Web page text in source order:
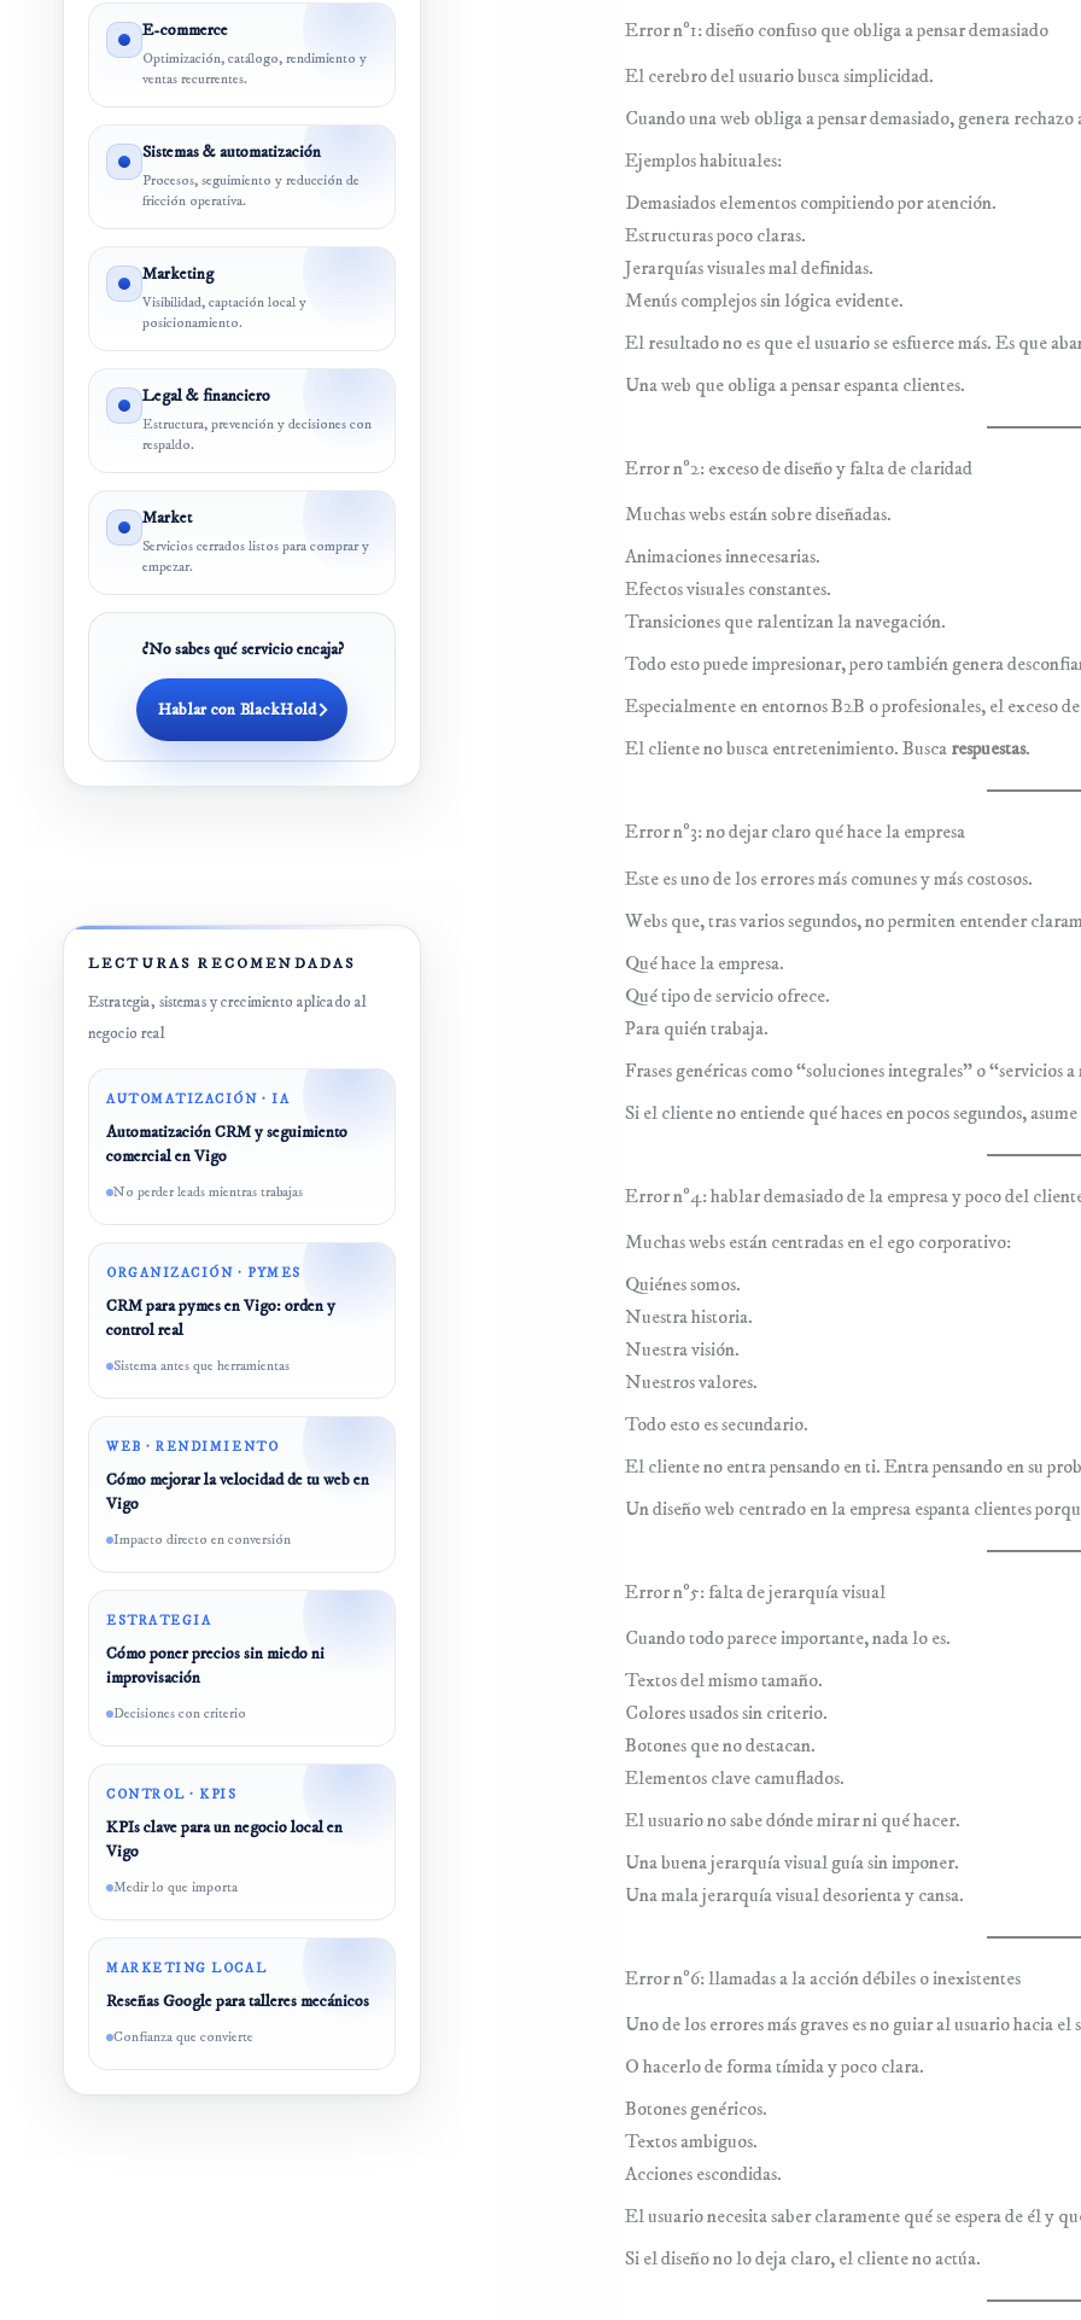
E-commerce
Optimización, catálogo, rendimiento y
ventas recurrentes.
Sistemas & automatización
Procesos, seguimiento y reducción de
fricción operativa.
Marketing
Visibilidad, captación local y
posicionamiento.
Legal & financiero
Estructura, prevención y decisiones con
respaldo.
Market
Servicios cerrados listos para comprar y
empezar.
¿No sabes qué servicio encaja?
Hablar con BlackHold
LECTURAS RECOMENDADAS
Estrategia, sistemas y crecimiento aplicado al
negocio real
AUTOMATIZACIÓN · IA
Automatización CRM y seguimiento
comercial en Vigo
No perder leads mientras trabajas
ORGANIZACIÓN · PYMES
CRM para pymes en Vigo: orden y
control real
Sistema antes que herramientas
WEB · RENDIMIENTO
Cómo mejorar la velocidad de tu web en
Vigo
Impacto directo en conversión
ESTRATEGIA
Cómo poner precios sin miedo ni
improvisación
Decisiones con criterio
CONTROL · KPIS
KPIs clave para un negocio local en
Vigo
Medir lo que importa
MARKETING LOCAL
Reseñas Google para talleres mecánicos
Confianza que convierte
Error nº1: diseño confuso que obliga a pensar demasiado
El cerebro del usuario busca simplicidad.
Cuando una web obliga a pensar demasiado, genera
Ejemplos habituales:
Demasiados elementos compitiendo por atención.
Estructuras poco claras.
Jerarquías visuales mal definidas.
Menús complejos sin lógica evidente.
El resultado no es que el usuario se esfuerce más. Es que
Una web que obliga a pensar espanta clientes.
Error nº2: exceso de diseño y falta de claridad
Muchas webs están sobre diseñadas.
Animaciones innecesarias.
Efectos visuales constantes.
Transiciones que ralentizan la navegación.
Todo esto puede impresionar, pero también genera
Especialmente en entornos B2B o profesionales, el exceso
El cliente no busca entretenimiento. Busca respuestas.
Error nº3: no dejar claro qué hace la empresa
Este es uno de los errores más comunes y más costosos.
Webs que, tras varios segundos, no permiten entender
Qué hace la empresa.
Qué tipo de servicio ofrece.
Para quién trabaja.
Frases genéricas como “soluciones integrales” o “servicios
Si el cliente no entiende qué haces en pocos segundos,
Error nº4: hablar demasiado de la empresa y poco del
Muchas webs están centradas en el ego corporativo:
Quiénes somos.
Nuestra historia.
Nuestra visión.
Nuestros valores.
Todo esto es secundario.
El cliente no entra pensando en ti. Entra pensando en su
Un diseño web centrado en la empresa espanta clientes
Error nº5: falta de jerarquía visual
Cuando todo parece importante, nada lo es.
Textos del mismo tamaño.
Colores usados sin criterio.
Botones que no destacan.
Elementos clave camuflados.
El usuario no sabe dónde mirar ni qué hacer.
Una buena jerarquía visual guía sin imponer.
Una mala jerarquía visual desorienta y cansa.
Error nº6: llamadas a la acción débiles o inexistentes
Uno de los errores más graves es no guiar al usuario hacia el
O hacerlo de forma tímida y poco clara.
Botones genéricos.
Textos ambiguos.
Acciones escondidas.
El usuario necesita saber claramente qué se espera de él y
Si el diseño no lo deja claro, el cliente no actúa.